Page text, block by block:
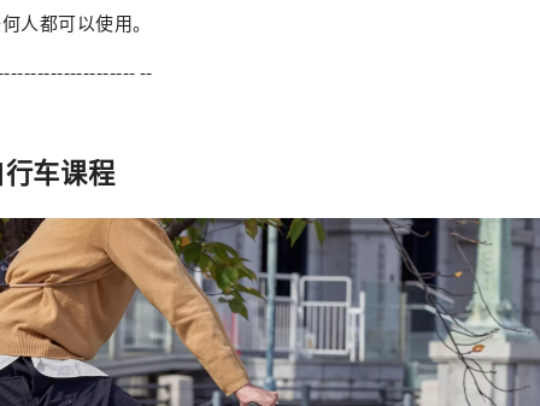
人都可以使用。
--
车课程